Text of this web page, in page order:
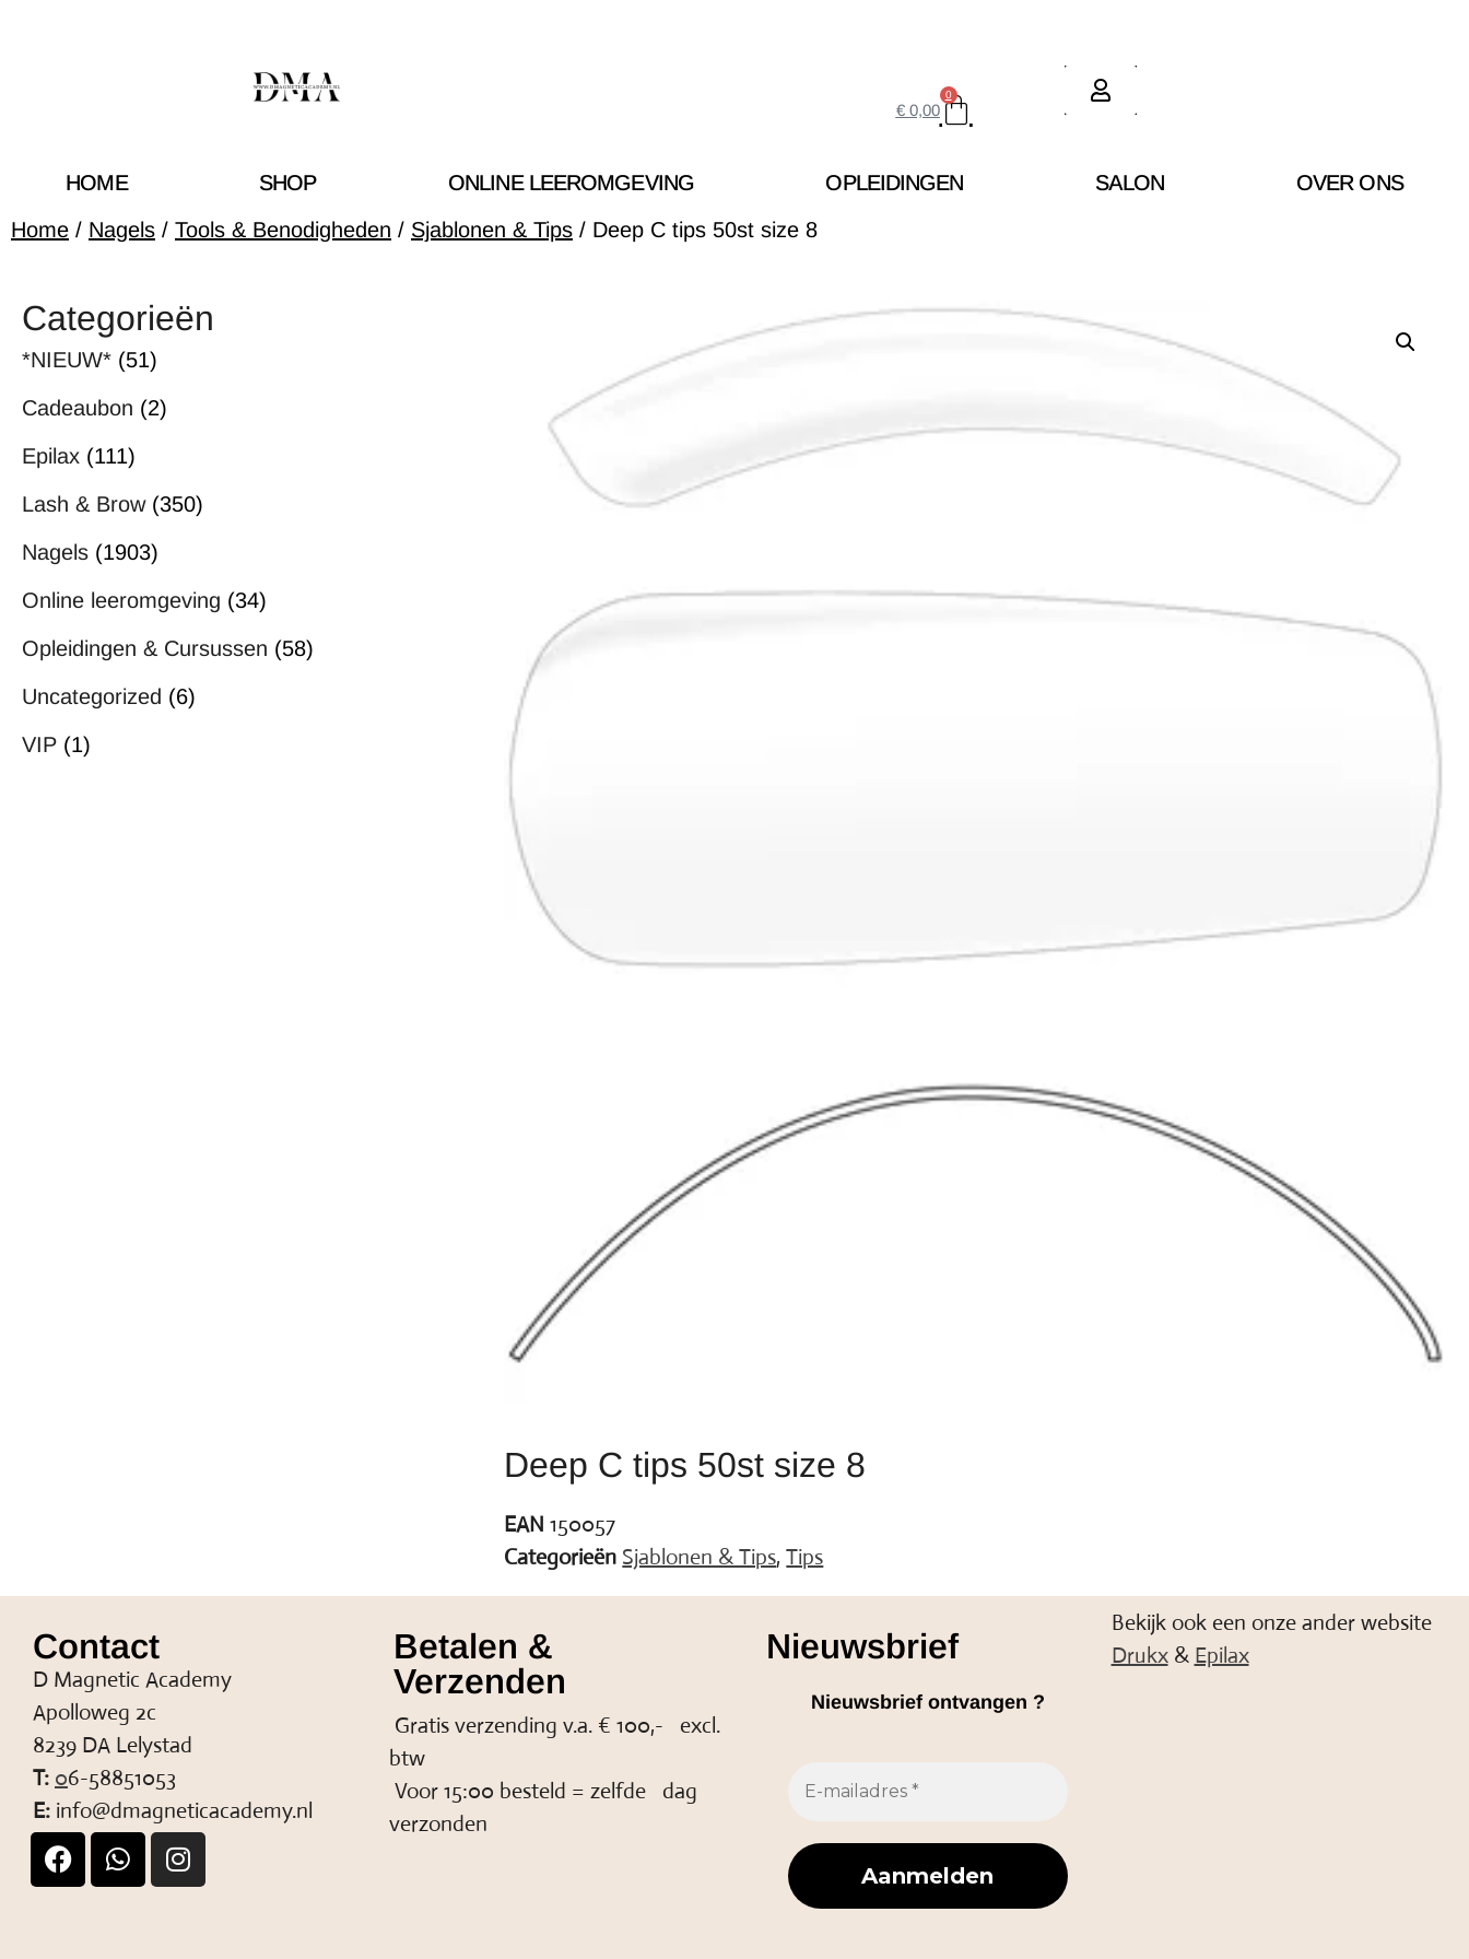
€0,00
0
HOME SHOP ONLINE LEEROMGEVING OPLEIDINGEN SALON
OVER ONS
Home / Nagels / Tools & Benodigheden / Sjablonen & Tips / Deep C tips 50st size 8
Categorieën
*NIEUW* (51)
Cadeaubon (2)
Epilax (111)
Lash & Brow (350)
Nagels (1903)
Online leeromgeving (34)
Opleidingen & Cursussen (58)
Uncategorized (6)
VIP (1)
Deep C tips 50st size 8
EAN150057
Categorieën Sjablonen & Tips,Tips
Contact
D Magnetic Academy
Apolloweg 2c
8239 DA Lelystad
T: 06-58851053
E: info@dmagneticacademy.nl
Betalen &
Verzenden
Gratis verzending v.a. € 100,- excl.
btw
Voor 15:00 besteld = zelfde dag
verzonden
Nieuwsbrief
Nieuwsbrief ontvangen ?
Bekijk ook een onze ander website
Drukx& Epilax